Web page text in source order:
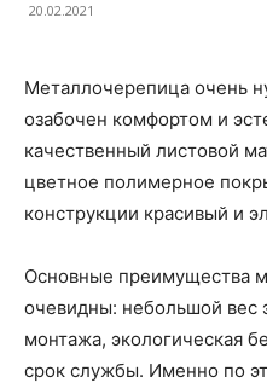
20.02.2021
Металлочерепица очень
озабочен комфортом и
качественный листовой
цветное полимерное
конструкции красивый и
Основные преимущества
очевидны: небольшой вес
монтажа, экологическая
срок службы. Именно по